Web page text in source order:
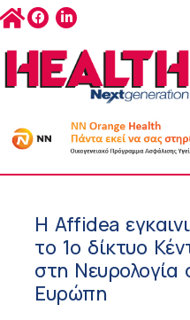
Η Affidea
το 1ο δίκτυο
στη Νευρολογία
Ευρώπη